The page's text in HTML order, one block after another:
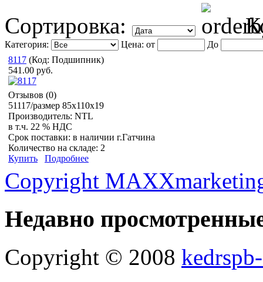
Сортировка:
Категория: Цена: от
До
8117 (Код: Подшипник)
541.00 руб.
Отзывов (0)
51117/размер 85x110x19
Производитель: NTL
в т.ч. 22 % НДС
Срок поставки: в наличии г.Гатчина
Количество на складе: 2
Купить
Подробнее
Copyright
Недавно
Copyright © 2008